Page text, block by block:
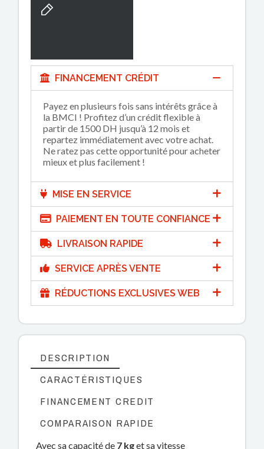
FINANCEMENT CRÉDIT
Payez en plusieurs fois sans intérêts grâce à
la BMCI ! Profitez d’un crédit flexible à
partir de 1500 DH jusqu’à 12 mois et
repartez immédiatement avec votre achat.
Ne ratez pas cette opportunité pour acheter
mieux et plus facilement !
MISE EN SERVICE
PAIEMENT EN TOUTE CONFIANCE
LIVRAISON RAPIDE
SERVICE APRÈS VENTE
RÉDUCTIONS EXCLUSIVES WEB
DESCRIPTION
CARACTÉRISTIQUES
FINANCEMENT CREDIT
COMPARAISON RAPIDE
Avec sa capacité de 7 kget sa vitesse